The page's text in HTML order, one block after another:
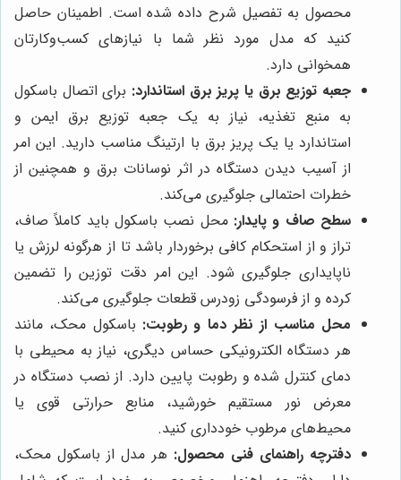
محصول به تفصیل شرح داده شده است. اطمینان حاصل
کنید که مدل مورد نظر شما با نیازهای کسب‌وکارتان
همخوانی دارد.
جعبه توزیع برق یا پریز برق استاندارد: برای اتصال باسکول
به منبع تغذیه، نیاز به یک جعبه توزیع برق ایمن و
استاندارد یا یک پریز برق با ارتینگ مناسب دارید. این امر
از آسیب دیدن دستگاه در اثر نوسانات برق و همچنین از
خطرات احتمالی جلوگیری می‌کند.
سطح صاف و پایدار: محل نصب باسکول باید کاملاً صاف،
تراز و از استحکام کافی برخوردار باشد تا از هرگونه لرزش یا
ناپایداری جلوگیری شود. این امر دقت توزین را تضمین
کرده و از فرسودگی زودرس قطعات جلوگیری می‌کند.
محل مناسب از نظر دما و رطوبت: باسکول محک، مانند
هر دستگاه الکترونیکی حساس دیگری، نیاز به محیطی با
دمای کنترل شده و رطوبت پایین دارد. از نصب دستگاه در
معرض نور مستقیم خورشید، منابع حرارتی قوی یا
محیط‌های مرطوب خودداری کنید.
دفترچه راهنمای فنی محصول: هر مدل از باسکول محک،